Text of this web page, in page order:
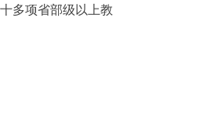
多项省部级以上教